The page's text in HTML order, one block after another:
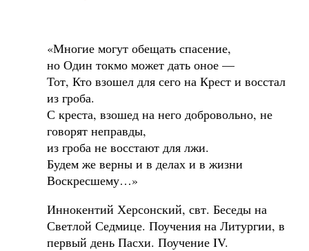
«Многие могут обещать спасение,
но Один токмо может дать оное —
Тот, Кто взошел для сего на Крест и восстал
из гроба.
С креста, взошед на него добровольно, не
говорят неправды,
из гроба не восстают для лжи.
Будем же верны и в делах и в жизни
Воскресшему…»
Иннокентий Херсонский, свт. Беседы на
Светлой Седмице. Поучения на Литургии, в
первый день Пасхи. Поучение IV.